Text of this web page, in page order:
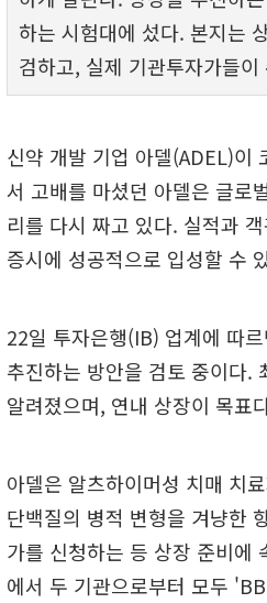
하는 시험대에 섰다. 본지는
검하고, 실제 기관투자가들
신약 개발 기업 아델(ADEL)이
서 고배를 마셨던 아델은 글로
리를 다시 짜고 있다. 실적과
증시에 성공적으로 입성할 수
22일 투자은행(IB) 업계에 따
추진하는 방안을 검토 중이다.
알려졌으며, 연내 상장이 목표
아델은 알츠하이머성 치매 치
단백질의 병적 변형을 겨냥한
가를 신청하는 등 상장 준비에
에서 두 기관으로부터 모두